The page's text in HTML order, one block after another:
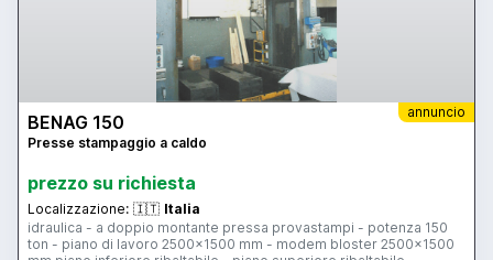
annuncio
BENAG 150
Presse stampaggio a caldo
prezzo su richiesta
Localizzazione: 🇮🇹 Italia
idraulica - a doppio montante pressa provastampi - potenza 150
ton - piano di lavoro 2500x1500 mm - modem bloster 2500x1500